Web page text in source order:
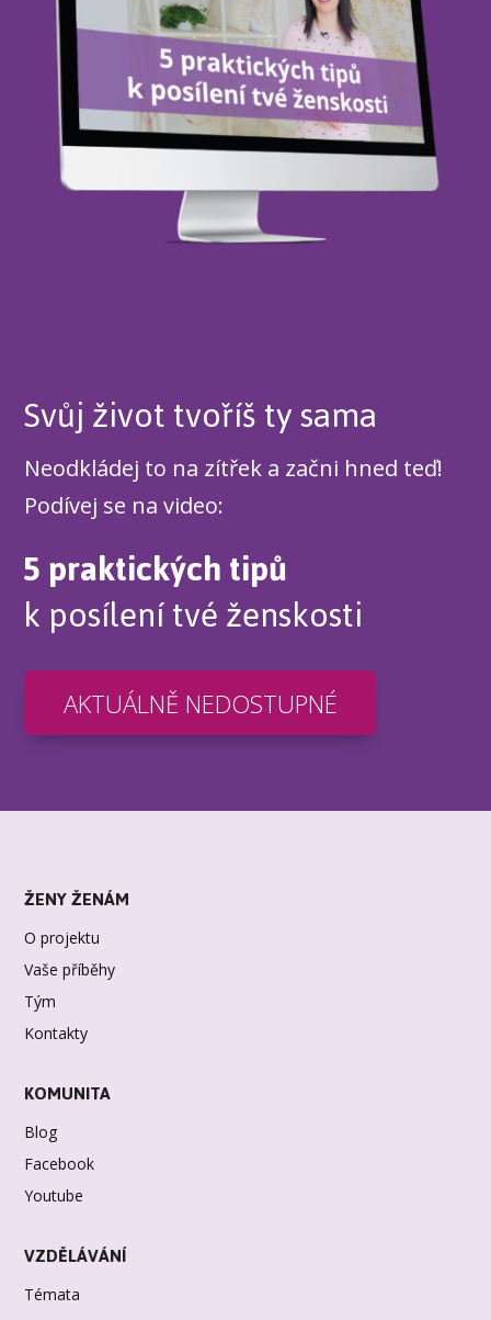
Svůj život tvoříš ty sama
Neodkládej to na zítřek a začni hned teď!
Podívej se na video:
5 praktických tipů
k posílení tvé ženskosti
AKTUÁLNĚ NEDOSTUPNÉ
ŽENY ŽENÁM
O projektu
Vaše příběhy
Tým
Kontakty
KOMUNITA
Blog
Facebook
Youtube
VZDĚLÁVÁNÍ
Témata